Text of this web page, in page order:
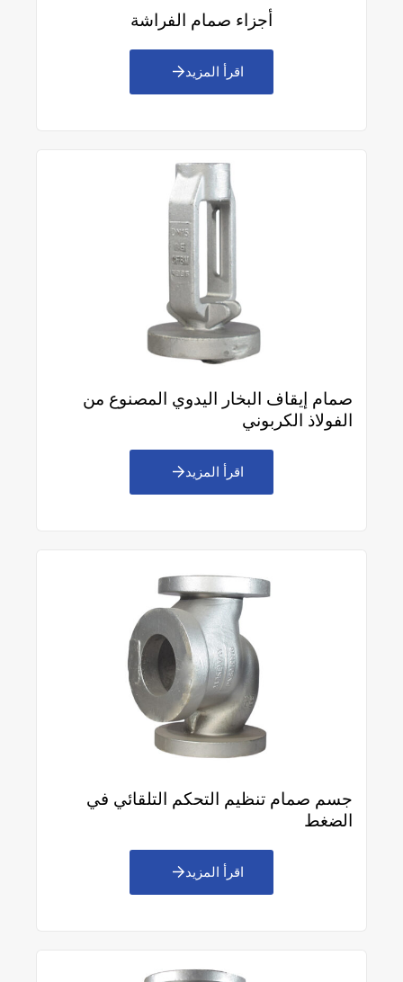
أجزاء صمام الفراشة
اقرأ المزيد
صمام إيقاف البخار اليدوي المصنوع من
الفولاذ الكربوني
اقرأ المزيد
جسم صمام تنظيم التحكم التلقائي في
الضغط
اقرأ المزيد